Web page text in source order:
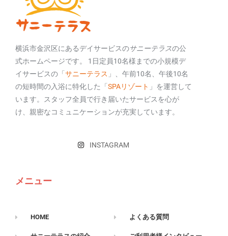
横浜市金沢区にあるデイサービスのサニーテラスの公
式ホームページです。 1日定員10名様までの小規模デ
イサービスの「サニーテラス 」、午前10名、午後10名
の短時間の入浴に特化した「SPAリゾート 」を運営して
います。スタッフ全員で行き届いたサービスを心が
け、親密なコミュニケーションが充実しています。
INSTAGRAM
メニュー
HOME よくある質問